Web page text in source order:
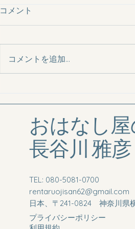
the post title 2
### ブログ投稿「タイトル2」:
は！今日は、レンタルおじさん・
マイクのサービスについて、特に
いたい瞬間がありますよね。そ...
コメント
コメントを追加…
おはなし
長谷川 雅彦
TEL: 080-5081-0700
rentaruojisan62@gmail.com
日本、〒241-0824 神奈川県
プライバシーポリシー